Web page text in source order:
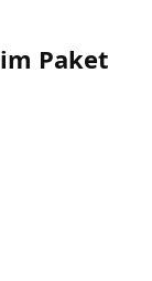
Paket